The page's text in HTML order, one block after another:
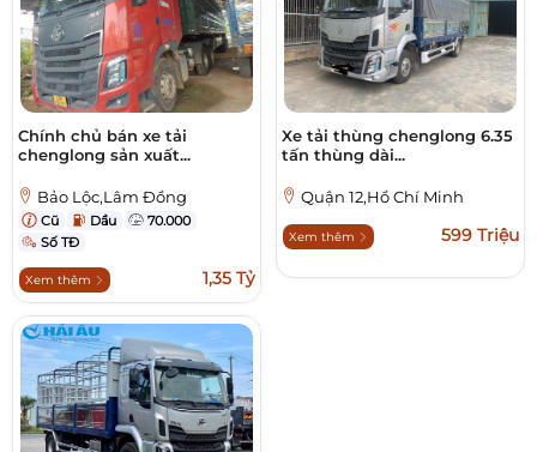
Chính chủ bán xe tải
chenglong sản xuất...
Bảo Lộc,Lâm Đồng
Cũ Dầu
70.000
Số TĐ
Xem thêm 1,35 Tỷ
Xe tải thùng chenglong 6.35
tấn thùng dài...
Quận 12,Hồ Chí Minh
Xem thêm 599 Triệu